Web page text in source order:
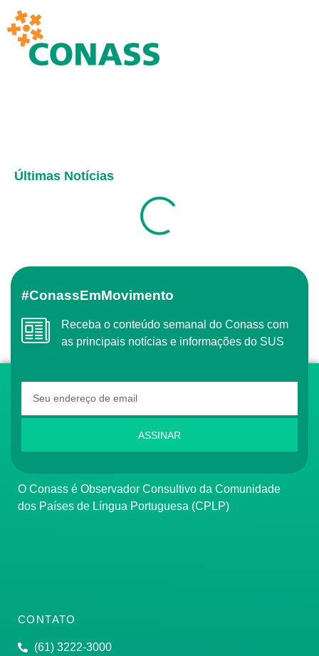
Últimas Notícias
#ConassEmMovimento
Receba o conteúdo semanal do Conass com
as principais notícias e informações do SUS
ASSINAR
O Conass é Observador Consultivo da Comunidade
dos Países de Língua Portuguesa (CPLP)
CONTATO
(61) 3222-3000